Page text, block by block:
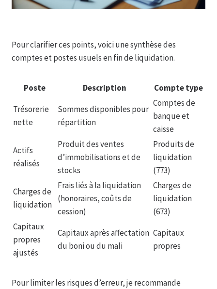
Pour clarifier ces points, voici une synthèse des
comptes et postes usuels en fin de liquidation.
Poste Description
Compte type
Trésorerie
nette
Sommes disponibles pour
répartition
Comptes de
banque et
caisse
Actifs
réalisés
Produit des ventes
d’immobilisations et de
stocks
Produits de
liquidation
(773)
Charges de
liquidation
Frais liés à la liquidation
(honoraires, coûts de
cession)
Charges de
liquidation
(673)
Capitaux
propres
ajustés
Capitaux après affectation
du boni ou du mali
Capitaux
propres
Pour limiter les risques d’erreur, je recommande